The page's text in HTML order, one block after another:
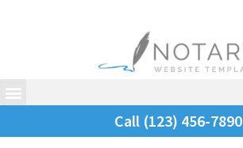
Call (123) 456-7890